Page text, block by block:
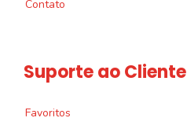
Contato
Suporte ao Cliente
Favoritos